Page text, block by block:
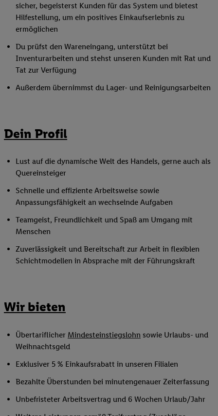
sicher, begeisterst Kunden für das System und bietest
Hilfestellung, um ein positives Einkaufserlebnis zu
ermöglichen
Du prüfst den Wareneingang, unterstützt bei
Inventurarbeiten und stehst unseren Kunden mit Rat und
Tat zur Verfügung
Außerdem übernimmst du Lager- und Reinigungsarbeiten
Dein Profil
Lust auf die dynamische Welt des Handels, gerne auch als
Quereinsteiger
Schnelle und effiziente Arbeitsweise sowie
Anpassungsfähigkeit an wechselnde Aufgaben
Teamgeist, Freundlichkeit und Spaß am Umgang mit
Menschen
Zuverlässigkeit und Bereitschaft zur Arbeit in flexiblen
Schichtmodellen in Absprache mit der Führungskraft
Wir bieten
Übertariflicher Mindesteinstiegslohn sowie Urlaubs- und
Weihnachtsgeld
Exklusiver 5 % Einkaufsrabatt in unseren Filialen
Bezahlte Überstunden bei minutengenauer Zeiterfassung
Unbefristeter Arbeitsvertrag und 6 Wochen Urlaub/Jahr